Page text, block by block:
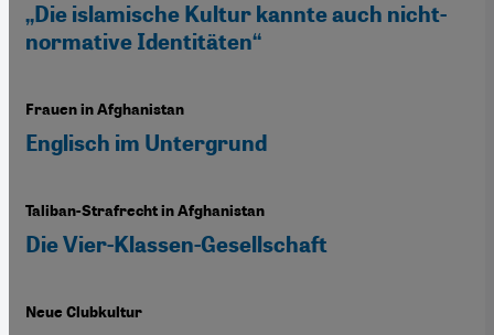
„Die islamische Kultur kannte auch nicht-
normative Identitäten“
Frauen in Afghanistan
Englisch im Untergrund
Taliban-Strafrecht in Afghanistan
Die Vier-Klassen-Gesellschaft
Neue Clubkultur